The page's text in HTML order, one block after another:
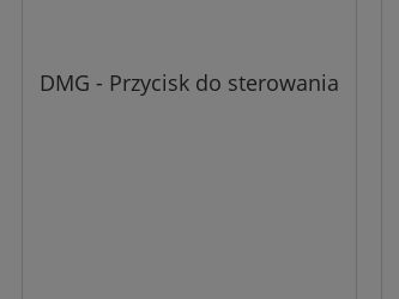
DMG - Przycisk do sterowania